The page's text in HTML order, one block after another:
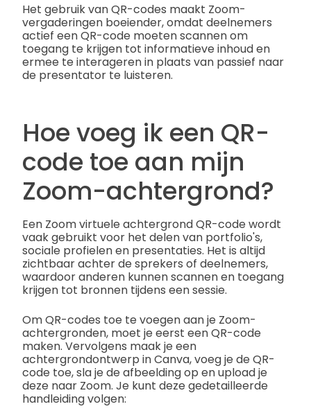
Het gebruik van QR-codes maakt Zoom-
vergaderingen boeiender, omdat deelnemers
actief een QR-code moeten scannen om
toegang te krijgen tot informatieve inhoud en
ermee te interageren in plaats van passief naar
de presentator te luisteren.
Hoe voeg ik een QR-
code toe aan mijn
Zoom-achtergrond?
Een Zoom virtuele achtergrond QR-code wordt
vaak gebruikt voor het delen van portfolio's,
sociale profielen en presentaties. Het is altijd
zichtbaar achter de sprekers of deelnemers,
waardoor anderen kunnen scannen en toegang
krijgen tot bronnen tijdens een sessie.
Om QR-codes toe te voegen aan je Zoom-
achtergronden, moet je eerst een QR-code
maken. Vervolgens maak je een
achtergrondontwerp in Canva, voeg je de QR-
code toe, sla je de afbeelding op en upload je
deze naar Zoom. Je kunt deze gedetailleerde
handleiding volgen: